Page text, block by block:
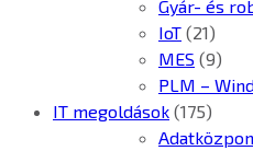
Gyár- és
IoT (21)
MES (9)
PLM –
IT megoldások (175)